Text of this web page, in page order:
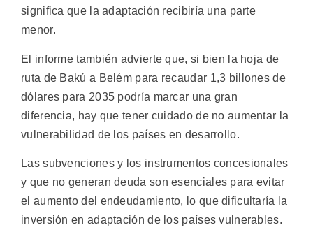
significa que la adaptación recibiría una parte
menor.
El informe también advierte que, si bien la hoja de
ruta de Bakú a Belém para recaudar 1,3 billones de
dólares para 2035 podría marcar una gran
diferencia, hay que tener cuidado de no aumentar la
vulnerabilidad de los países en desarrollo.
Las subvenciones y los instrumentos concesionales
y que no generan deuda son esenciales para evitar
el aumento del endeudamiento, lo que dificultaría la
inversión en adaptación de los países vulnerables.